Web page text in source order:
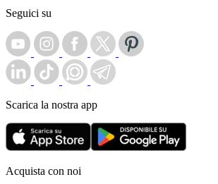
Seguici su
Scarica la nostra app
Acquista con noi